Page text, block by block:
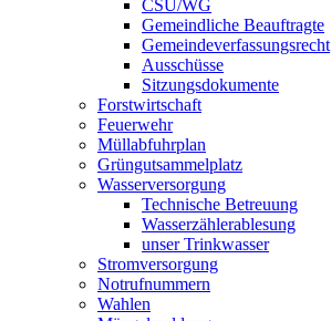
CSU/WG
Gemeindliche Beauftragte
Gemeindeverfassungsrecht
Ausschüsse
Sitzungsdokumente
Forstwirtschaft
Feuerwehr
Müllabfuhrplan
Grüngutsammelplatz
Wasserversorgung
Technische Betreuung
Wasserzählerablesung
unser Trinkwasser
Stromversorgung
Notrufnummern
Wahlen